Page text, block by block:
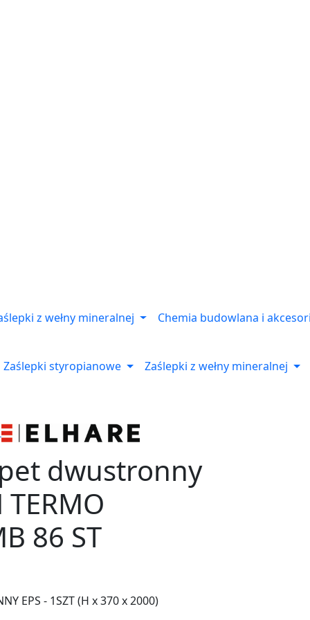
z wełny mineralnej Chemia budowlana i
Zaślepki styropianowe Zaślepki z wełny mineralnej
dwustronny
TERMO
86 ST
EPS - 1SZT (H x 370 x 2000)